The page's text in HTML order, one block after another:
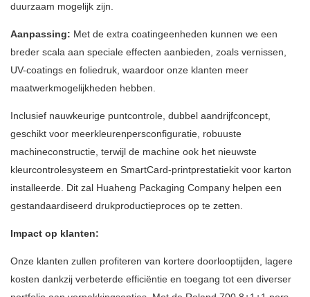
duurzaam mogelijk zijn.
Aanpassing: Met de extra coatingeenheden kunnen we een
breder scala aan speciale effecten aanbieden, zoals vernissen,
UV-coatings en foliedruk, waardoor onze klanten meer
maatwerkmogelijkheden hebben.
Inclusief nauwkeurige puntcontrole, dubbel aandrijfconcept,
geschikt voor meerkleurenpersconfiguratie, robuuste
machineconstructie, terwijl de machine ook het nieuwste
kleurcontrolesysteem en SmartCard-printprestatiekit voor karton
installeerde. Dit zal Huaheng Packaging Company helpen een
gestandaardiseerd drukproductieproces op te zetten.
Impact op klanten:
Onze klanten zullen profiteren van kortere doorlooptijden, lagere
kosten dankzij verbeterde efficiëntie en toegang tot een diverser